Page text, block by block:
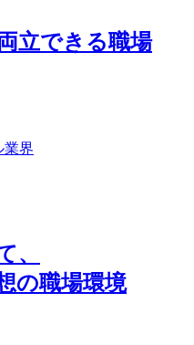
立できる職場
業界
、
の職場環境